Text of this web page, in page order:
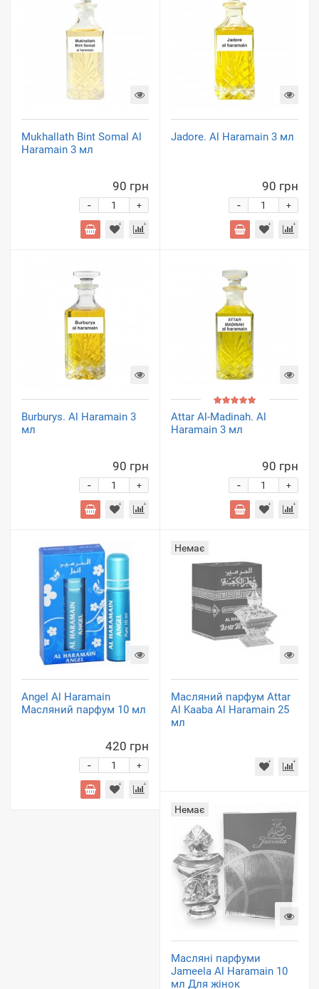
Mukhallath Bint Somal Al
Haramain 3 мл
90 грн
+
-
Jadore. Al Haramain 3 мл
90 грн
+
-
Burburys. Al Haramain 3
мл
90 грн
+
-
Attar Al-Madinah. Al
Haramain 3 мл
90 грн
+
-
Angel Al Haramain
Масляний парфум 10 мл
420 грн
+
-
Немає
Масляний парфум Attar
Al Kaaba Al Haramain 25
мл
Немає
Масляні парфуми
Jameela Al Haramain 10
мл Для жінок